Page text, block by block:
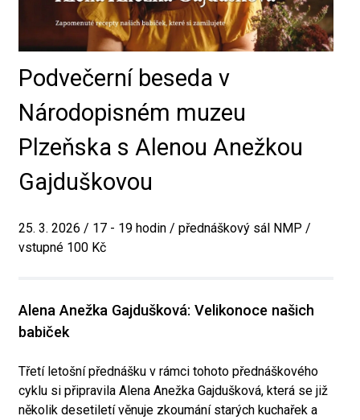
Podvečerní beseda v
Národopisném muzeu
Plzeňska s Alenou Anežkou
Gajduškovou
25. 3. 2026 / 17 - 19 hodin / přednáškový sál NMP /
vstupné 100 Kč
Alena Anežka Gajdušková: Velikonoce našich
babiček
Třetí letošní přednášku v rámci tohoto přednáškového
cyklu si připravila Alena Anežka Gajdušková, která se již
několik desetiletí věnuje zkoumání starých kuchařek a